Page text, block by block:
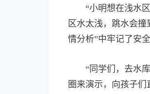
“小明想在浅水
区水太浅，跳水会
情分析”中牢记了安全
“同学们，去水
圈来演示，向孩子